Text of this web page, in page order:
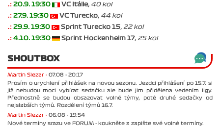
.: 20.9. 19:30 VC Itálie, 40 kol
.: 27.9. 19:30 VC Turecko, 44 kol
.: 29.9. 19:30 Sprint Turecko 15, 22 kol
.: 4.10. 19:30 Sprint Hockenheim 17, 25 kol
SHOUTBOX
Martin Slezar - 07.08 - 20:17
Prosím o urychlení přihlášek na novou sezonu. Jezdci přihlášení po 15.7. si
již nebudou moci vybírat sedačku ale bude jim přidělena vedením ligy.
Přednostně se budou obsazovat volné týmy, poté druhé sedačky od
nejslabších týmů. Rozdělení týmů 16.7.
Martin Slezar - 06.08 - 19:54
Nové termíny srazu ve FORUM - koukněte a zapište své volné termíny.